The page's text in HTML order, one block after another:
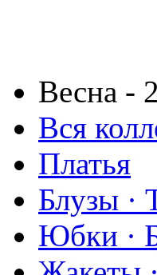
Весна -
Вся
Платья
Блузы ·
Юбки ·